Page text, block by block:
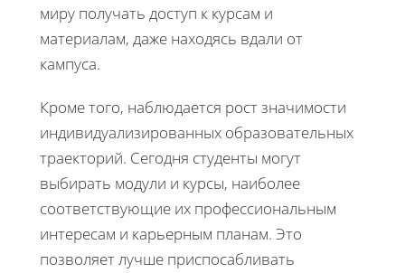
миру получать доступ к курсам и
материалам, даже находясь вдали от
кампуса.
Кроме того, наблюдается рост значимости
индивидуализированных образовательных
траекторий. Сегодня студенты могут
выбирать модули и курсы, наиболее
соответствующие их профессиональным
интересам и карьерным планам. Это
позволяет лучше приспосабливать